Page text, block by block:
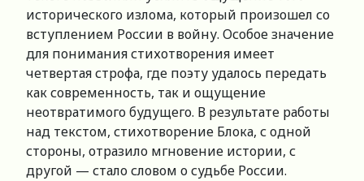
исторического излома, который произошел со
вступлением России в войну. Особое значение
для понимания стихотворения имеет
четвертая строфа, где поэту удалось передать
как современность, так и ощущение
неотвратимого будущего. В результате работы
над текстом, стихотворение Блока, с одной
стороны, отразило мгновение истории, с
другой — стало словом о судьбе России.